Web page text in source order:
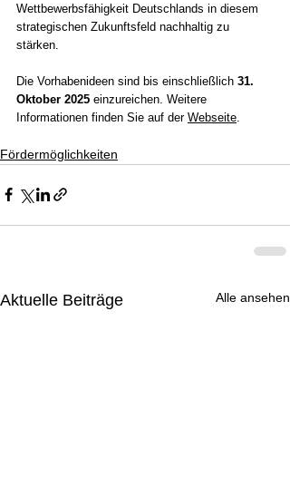
Wettbewerbsfähigkeit Deutschlands in diesem
strategischen Zukunftsfeld nachhaltig zu
stärken.
Die Vorhabenideen sind bis einschließlich 31.
Oktober 2025 einzureichen. Weitere
Informationen finden Sie auf der Webseite
Fördermöglichkeiten
Aktuelle Beiträge Alle ansehen